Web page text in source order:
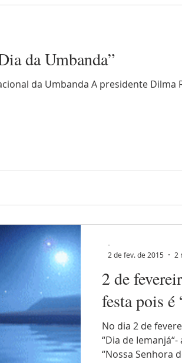
da Umbanda”
da Umbanda A presidente
2 de
festa pois é
No dia 2 de
“Dia de
“Nossa Senhora
-
2 de fev. de 2015
2